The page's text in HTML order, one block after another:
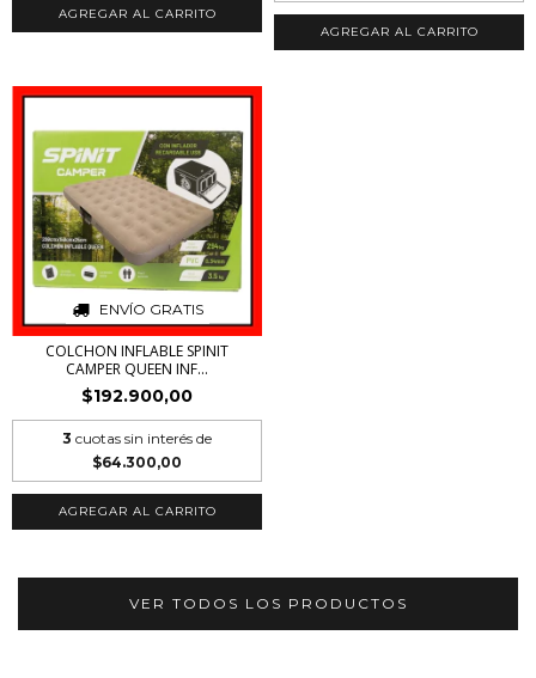
AGREGAR AL CARRITO
AGREGAR AL CARRITO
ENVÍO GRATIS
COLCHON INFLABLE SPINIT
CAMPER QUEEN INF...
$192.900,00
3 cuotas sin interés de
$64.300,00
AGREGAR AL CARRITO
VER TODOS LOS PRODUCTOS